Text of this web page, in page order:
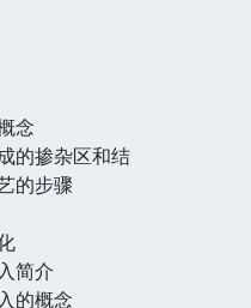
念
的掺杂区和结
的步骤
简介
的概念